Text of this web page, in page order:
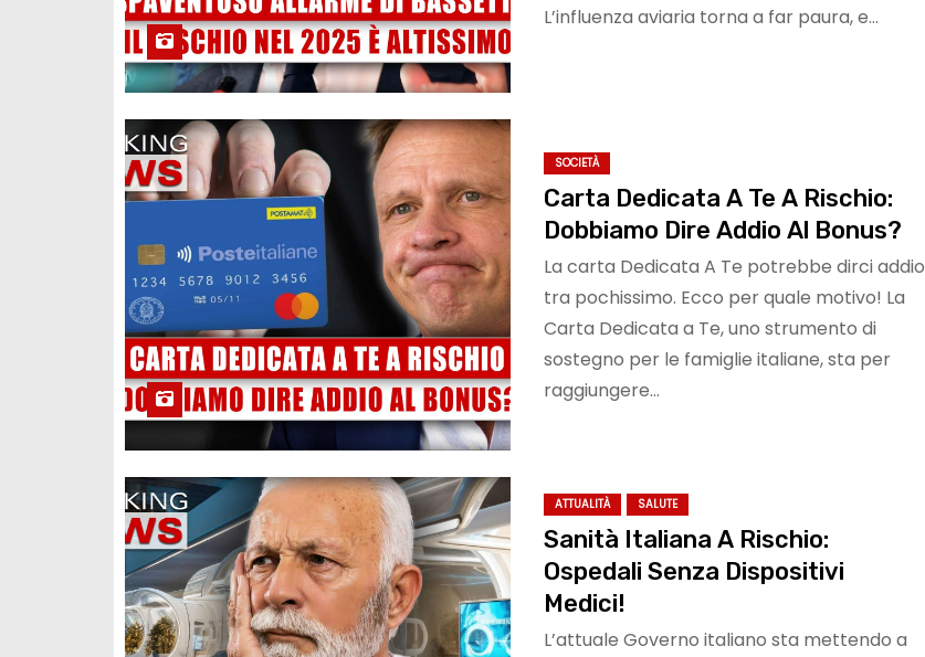
L’influenza aviaria torna a far paura, e…
SOCIETÀ
Carta Dedicata A Te A Rischio:
Dobbiamo Dire Addio Al Bonus?
La carta Dedicata A Te potrebbe dirci addio
tra pochissimo. Ecco per quale motivo! La
Carta Dedicata a Te, uno strumento di
sostegno per le famiglie italiane, sta per
raggiungere…
ATTUALITÀ SALUTE
Sanità Italiana A Rischio:
Ospedali Senza Dispositivi
Medici!
L’attuale Governo italiano sta mettendo a